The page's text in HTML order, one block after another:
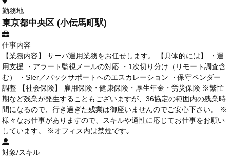
勤務地
東京都中央区 (小伝馬町駅)
仕事内容
【業務内容】 サーバ運用業務をお任せします。 【具体的には】 ・運
用支援 ・アラート監視メールの対応 ・1次切り分け（リモート調査含
む） ・SIer／バックサポートへのエスカレーション ・保守ベンダー
調整 【社会保険】 雇用保険・健康保険・厚生年金・労災保険 ※繁忙
期など残業が発生することもございますが、36協定の範囲内の残業時
間になるので、行き過ぎた残業は御座いませんのでご安心下さい。 ※
様々なお仕事がありますので、スキルや適性に応じてお仕事をお願い
しています。 ※オフィス内は禁煙です｡
対象/スキル